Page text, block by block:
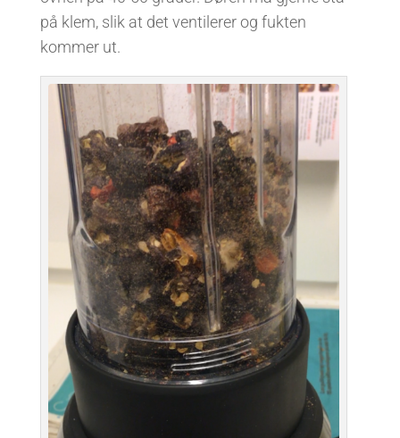
på klem, slik at det ventilerer og fukten
kommer ut.